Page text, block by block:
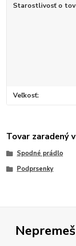
Starostlivosť o
Veľkosť
Tovar zaradený
Spodné prádlo
Podprsenky